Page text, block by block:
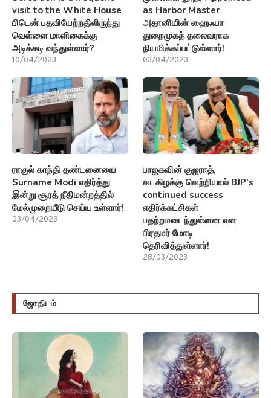
visit to the White House
பிடென் பதவியேற்றதிலிருந்து
வெள்ளை மாளிகைக்கு
அடிக்கடி வந்துள்ளார்?
10/04/2023
as Harbor Master
அதானியின் ஹைஃபா
துறைமுகத் தலைவராக
நியமிக்கப்பட்டுள்ளார்!
03/04/2023
ராகுல் காந்தி தண்டனையை
Surname Modi எதிர்த்து
இன்று சூரத் நீதிமன்றத்தில்
மேல்முறையீடு செய்ய உள்ளார்!
03/04/2023
பாஜகவின் குஜராத்,
வடகிழக்கு வெற்றியால் BJP’s
continued success
எதிர்க்கட்சிகள்
பதற்றமடைந்துள்ளன என
பிரதமர் மோடி
தெரிவித்துள்ளார்!
28/03/2023
ஜோதிடம்